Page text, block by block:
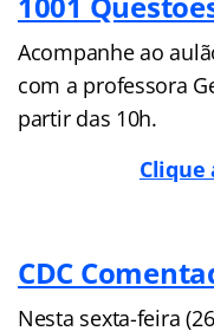
Acompanhe ao
com a professora
partir das 10h.
Clique
CDC
Nesta sexta-feira